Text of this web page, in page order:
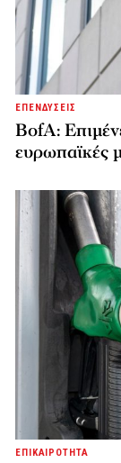
ΕΠΕΝΔΥΣΕΙΣ
BofA:
ευρωπαϊκές
ΕΠΙΚΑΙΡΟΤΗΤΑ